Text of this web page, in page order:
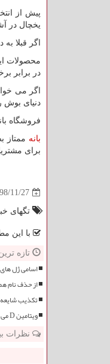
پیش از
یخچال در
اگر قبلا
محصولات
در برابر
اگر می
دنیای بوش
فروشگاه
بانه ممتاز
برای
11/27
تگهای
با این
تازه
اسامی ژل
از حذف نام
تکذیب
ویتامین D می تواند پروتئین های سمی آلزایمر را کم کند
نظرات